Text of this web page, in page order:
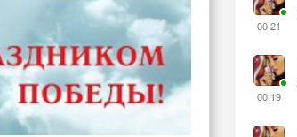
00:21
00:19